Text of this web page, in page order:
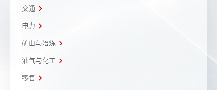
交通
电力
矿山与冶炼
油气与化工
零售